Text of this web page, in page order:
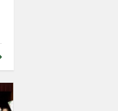
„Drąsūs,